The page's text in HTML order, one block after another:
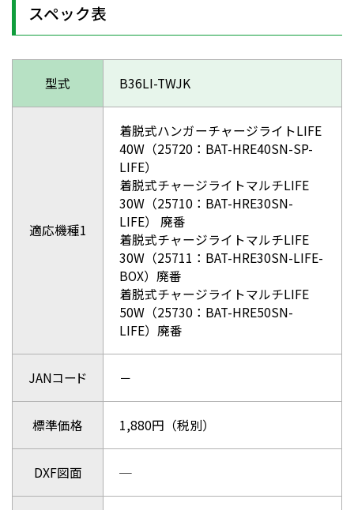
スペック表
型式 B36LI-TWJK
適応機種1
着脱式ハンガーチャージライトLIFE
40W（25720：BAT-HRE40SN-SP-
LIFE）
着脱式チャージライトマルチLIFE
30W（25710：BAT-HRE30SN-
LIFE） 廃番
着脱式チャージライトマルチLIFE
30W（25711：BAT-HRE30SN-LIFE-
BOX）廃番
着脱式チャージライトマルチLIFE
50W（25730：BAT-HRE50SN-
LIFE）廃番
JANコード －
標準価格 1,880円（税別）
DXF図面 ─